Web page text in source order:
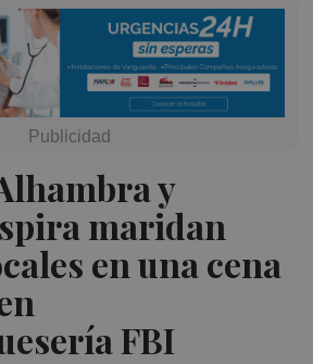
y
maridan
en una cena
FBI